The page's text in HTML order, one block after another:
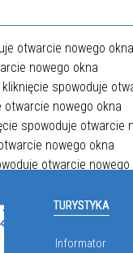
TURYSTYKA
Informator